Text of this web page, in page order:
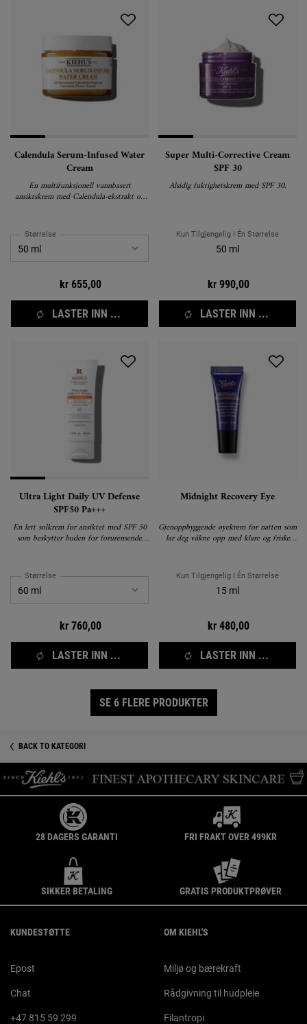
Calendula Serum-Infused Water
Cream
En multifunksjonell vannbasert
ansiktskrem med Calendula-ekstrakt og
Størrelse
kr 655,00
LASTER INN ...
Super Multi-Corrective Cream
SPF 30
Alsidig fuktighetskrem med SPF 30.
Kun Tilgjengelig I Én Størrelse
50 ml
kr 990,00
LASTER INN ...
Ultra Light Daily UV Defense
SPF50 Pa+++
En lett solkrem for ansiktet med SPF 50
som beskytter huden for forurensende
Størrelse
kr 760,00
LASTER INN ...
Midnight Recovery Eye
Gjenoppbyggende øyekrem for natten som
lar deg våkne opp med klare og friske
Kun Tilgjengelig I Én Størrelse
15 ml
kr 480,00
LASTER INN ...
SE 6 FLERE PRODUKTER
BACK TO KATEGORI
28 DAGERS GARANTI FRI FRAKT OVER 499KR
SIKKER BETALING GRATIS PRODUKTPRØVER
KUNDESTØTTE
Epost
Chat
+47 815 59 299
OM KIEHL'S
Miljø og bærekraft
Rådgivning til hudpleie
Filantropi